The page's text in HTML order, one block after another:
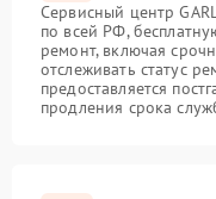
Сервисный центр
по всей РФ,
ремонт, включая
отслеживать статус
предоставляется
продления срока